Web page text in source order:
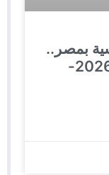
بمصر..
تعرف على الشركة الأمثل 2026-